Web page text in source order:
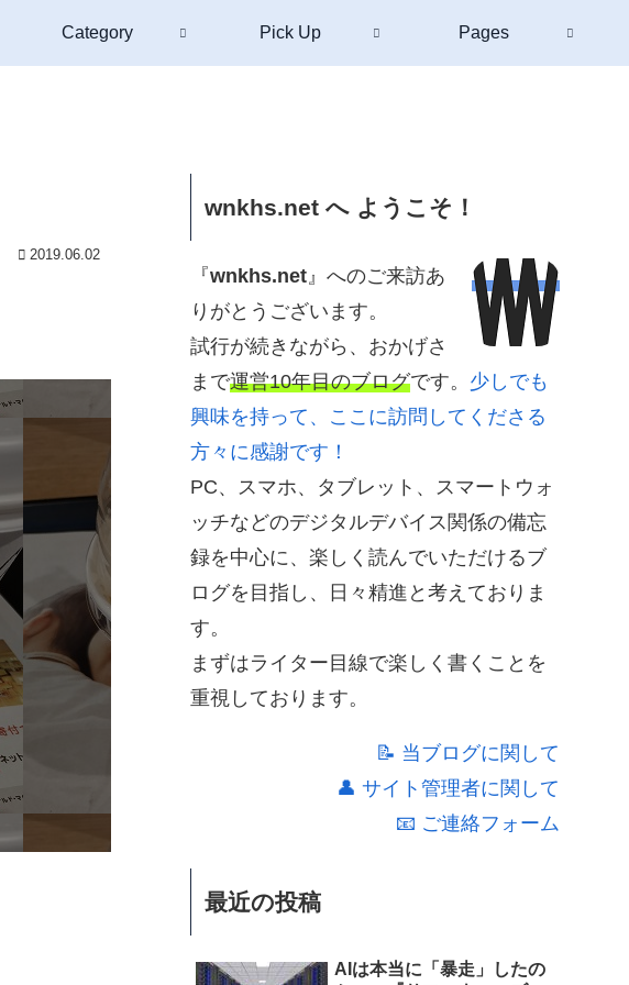
Category Pick Up Pages
2019.06.02
wnkhs.net へ ようこそ！
『wnkhs.net 』へのご来訪あ
りがとうございます。
試行が続きながら、おかげさ
まで運営10年目のブログです。 少しでも
興味を持って、ここに訪問してくださる
方々に感謝です！
PC、スマホ、タブレット、スマートウォ
ッチなどのデジタルデバイス関係の備忘
録を中心に、楽しく読んでいただけるブ
ログを目指し、日々精進と考えておりま
す。
まずはライター目線で楽しく書くことを
重視しております。
📝 当ブログに関して
👤 サイト管理者に関して
📧 ご連絡フォーム
最近の投稿
AIは本当に「暴走」したの